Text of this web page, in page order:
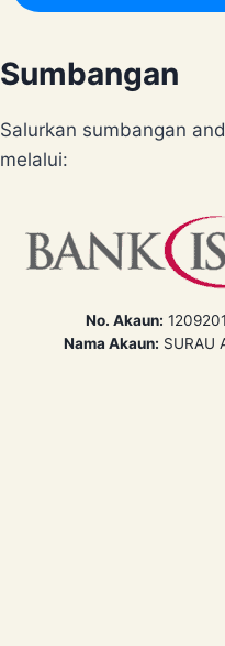
Sumbangan
Salurkan sumbangan
melalui:
No. Akaun:
Nama Akaun: SURAU